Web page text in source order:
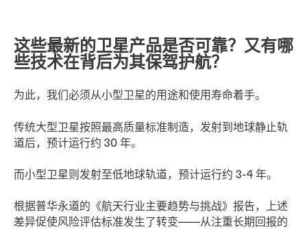
这些最新的卫星产品是否可靠？又有哪
些技术在背后为其保驾护航？
为此，我们必须从小型卫星的用途和使用寿命着手。
传统大型卫星按照最高质量标准制造，发射到地球静止轨
道后，预计运行约 30 年。
而小型卫星则发射至低地球轨道，预计运行约 3-4 年。
根据普华永道的《航天行业主要趋势与挑战》报告，上述
差异促使风险评估标准发生了转变——从注重长期回报的